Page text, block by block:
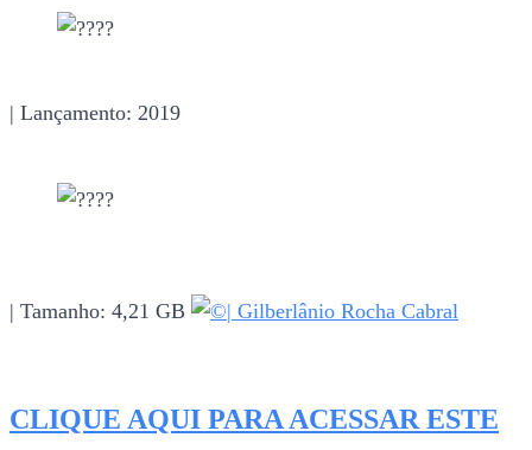
| Lançamento: 2019
| Tamanho: 4,21 GB | Gilberlânio Rocha Cabral
CLIQUE AQUI PARA ACESSAR ESTE